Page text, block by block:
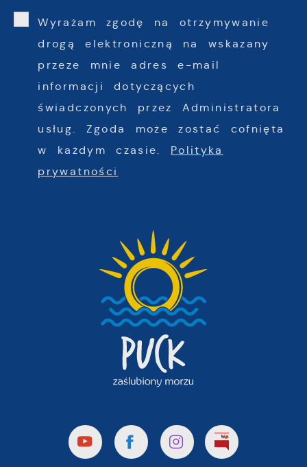
Wyrażam zgodę na otrzymywanie
drogą elektroniczną na wskazany
przeze mnie adres e-mail
informacji dotyczących
świadczonych przez Administratora
usług. Zgoda może zostać cofnięta
w każdym czasie. Polityka
prywatności